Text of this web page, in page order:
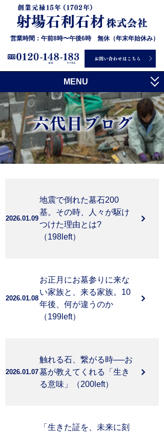
営業時間：午前8時〜午後6時 無休（年末年始休み）
MENU
トップ
射場石利石材について
お墓について
石について
お客様の声
2026.01.09
地震で倒れた墓石200
基。その時、人々が駆け
つけた理由とは?
（198left）
2026.01.08
お正月にお墓参りに来な
い家族と、来る家族。10
年後、何が違うのか
（199left）
2026.01.07
触れる石、繋がる時──お
墓が教えてくれる「生き
る意味」（200left）
「生きた証を、未来に刻